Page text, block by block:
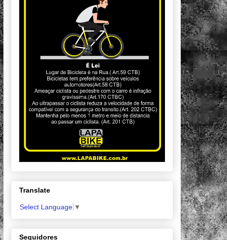
Translate
Select Language ▼
Seguidores